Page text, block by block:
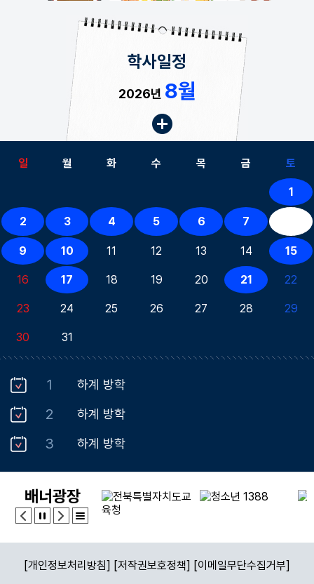
학사일정
2026년 8월
일 월 화 수 목 금 토
1
2 3 4 5 6 7
9 10 11 12 13 14 15
16 17 18 19 20 21 22
23 24 25 26 27 28 29
30 31
1 하계 방학
2 하계 방학
3 하계 방학
4 하계 방학
5 하계 방학
7 하계 방학
배너광장
[개인정보처리방침] [저작권보호정책] [이메일무단수집거부]